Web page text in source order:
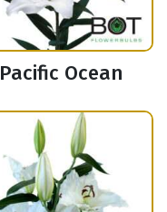
Pacific Ocean